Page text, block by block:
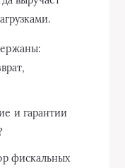
и гарантии
фискальных